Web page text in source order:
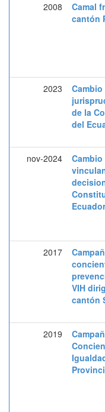
2008
Camal
cantón
2023
de la
del
nov-2024
2017
VIH
cantón
2019